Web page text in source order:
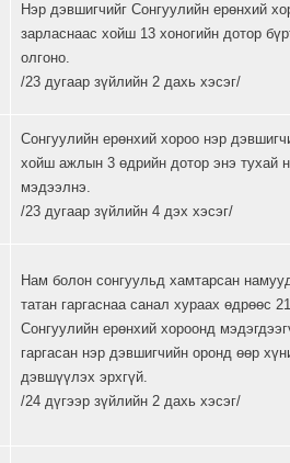
Нэр дэвшигчийг Сонгуулийн ерөнхий
зарласнаас хойш 13 хоногийн дотор
олгоно.
/23 дугаар зүйлийн 2 дахь хэсэг/
Сонгуулийн ерөнхий хороо нэр
хойш ажлын 3 өдрийн дотор энэ тухай
мэдээлнэ.
/23 дугаар зүйлийн 4 дэх хэсэг/
Нам болон сонгуульд хамтарсан
татан гаргаснаа санал хураах өдрөөс
Сонгуулийн ерөнхий хороонд
гаргасан нэр дэвшигчийн оронд өөр
дэвшүүлэх эрхгүй.
/24 дүгээр зүйлийн 2 дахь хэсэг/